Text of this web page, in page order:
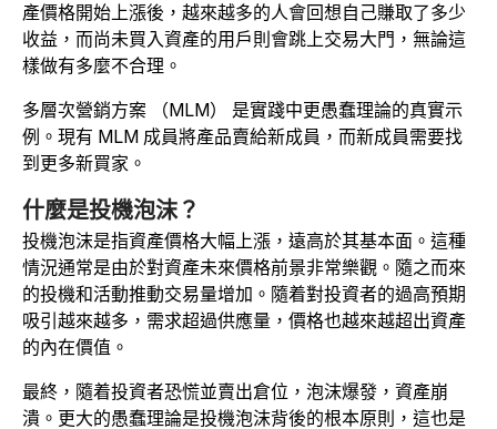
產價格開始上漲後，越來越多的人會回想自己賺取了多少
收益，而尚未買入資產的用戶則會跳上交易大門，無論這
樣做有多麼不合理。
多層次營銷方案 （MLM） 是實踐中更愚蠢理論的真實示
例。現有 MLM 成員將產品賣給新成員，而新成員需要找
到更多新買家。
什麼是投機泡沫？
投機泡沫是指資產價格大幅上漲，遠高於其基本面。這種
情況通常是由於對資產未來價格前景非常樂觀。隨之而來
的投機和活動推動交易量增加。隨着對投資者的過高預期
吸引越來越多，需求超過供應量，價格也越來越超出資產
的內在價值。
最終，隨着投資者恐慌並賣出倉位，泡沫爆發，資產崩
潰。更大的愚蠢理論是投機泡沫背後的根本原則，這也是